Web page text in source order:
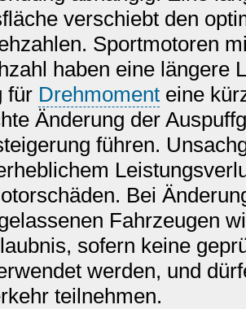
verschiebt den
Sportmotoren
haben eine längere
für Drehmoment eine
Änderung der
führen.
Bei
Fahrzeugen
sofern keine
werden, und
teilnehmen.